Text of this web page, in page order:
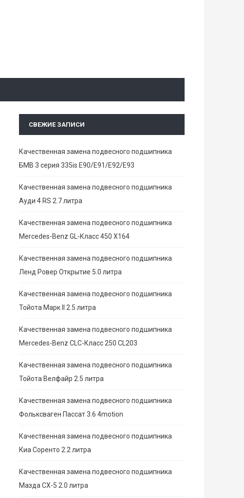
СВЕЖИЕ ЗАПИСИ
Качественная замена подвесного подшипника
БМВ 3 серия 335is E90/E91/E92/E93
Качественная замена подвесного подшипника
Ауди 4 RS 2.7 литра
Качественная замена подвесного подшипника
Mercedes-Benz GL-Класс 450 X164
Качественная замена подвесного подшипника
Ленд Ровер Открытие 5.0 литра
Качественная замена подвесного подшипника
Тойота Марк II 2.5 литра
Качественная замена подвесного подшипника
Mercedes-Benz CLC-Класс 250 CL203
Качественная замена подвесного подшипника
Тойота Велфайр 2.5 литра
Качественная замена подвесного подшипника
Фольксваген Пассат 3.6 4motion
Качественная замена подвесного подшипника
Киа Соренто 2.2 литра
Качественная замена подвесного подшипника
Мазда СХ-5 2.0 литра